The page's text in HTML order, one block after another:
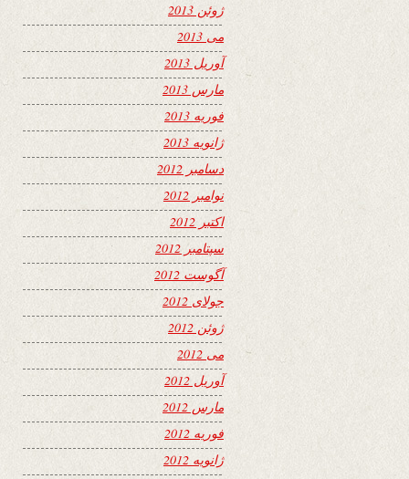
ژوئن 2013
می 2013
آوریل 2013
مارس 2013
فوریه 2013
ژانویه 2013
دسامبر 2012
نوامبر 2012
اکتبر 2012
سپتامبر 2012
آگوست 2012
جولای 2012
ژوئن 2012
می 2012
آوریل 2012
مارس 2012
فوریه 2012
ژانویه 2012